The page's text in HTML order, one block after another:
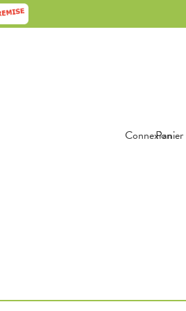
Connexion
Panier